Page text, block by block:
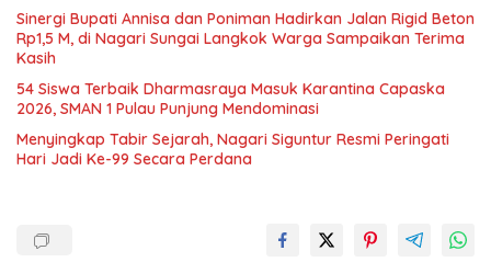
Sinergi Bupati Annisa dan Poniman Hadirkan Jalan Rigid Beton
Rp1,5 M, di Nagari Sungai Langkok Warga Sampaikan Terima
Kasih
54 Siswa Terbaik Dharmasraya Masuk Karantina Capaska
2026, SMAN 1 Pulau Punjung Mendominasi
Menyingkap Tabir Sejarah, Nagari Siguntur Resmi Peringati
Hari Jadi Ke-99 Secara Perdana